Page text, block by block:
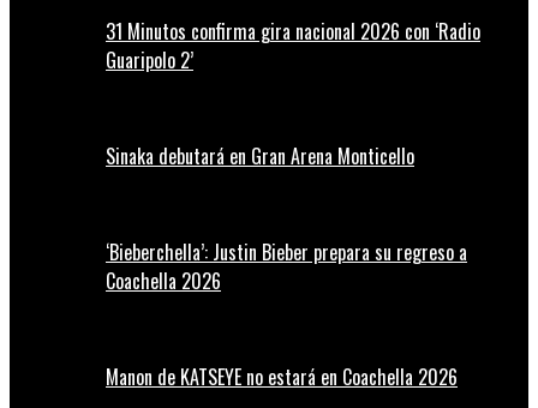
31 Minutos confirma gira nacional 2026 con ‘Radio
Guaripolo 2’
Sinaka debutará en Gran Arena Monticello
‘Bieberchella’: Justin Bieber prepara su regreso a
Coachella 2026
Manon de KATSEYE no estará en Coachella 2026